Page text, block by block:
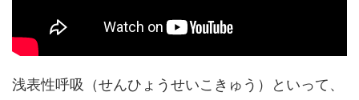
浅表性呼吸（せんひょうせいこきゅう）といって、